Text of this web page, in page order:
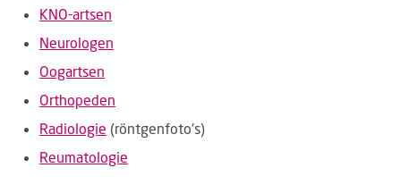
KNO-artsen
Neurologen
Oogartsen
Orthopeden
Radiologie (röntgenfoto's)
Reumatologie